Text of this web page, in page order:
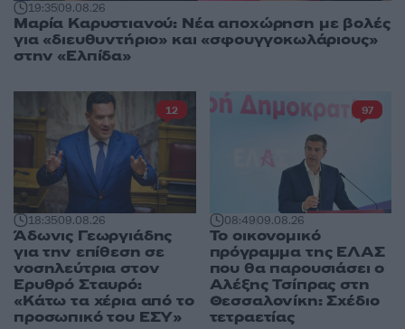
19:3509.08.26
Μαρία Καρυστιανού: Νέα αποχώρηση με βολές
για «διευθυντήριο» και «σφουγγοκωλάριους»
στην «Ελπίδα»
18:3509.08.26
Άδωνις Γεωργιάδης
για την επίθεση σε
νοσηλεύτρια στον
Ερυθρό Σταυρό:
«Κάτω τα χέρια από το
προσωπικό του ΕΣΥ»
12
08:4909.08.26
Το οικονομικό
πρόγραμμα της ΕΛΑΣ
που θα παρουσιάσει ο
Αλέξης Τσίπρας στη
Θεσσαλονίκη: Σχέδιο
τετραετίας
97